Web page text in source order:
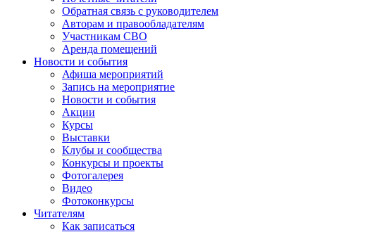
Обратная связь с руководителем
Авторам и правообладателям
Участникам СВО
Аренда помещений
Новости и события
Афиша мероприятий
Запись на мероприятие
Новости и события
Акции
Курсы
Выставки
Клубы и сообщества
Конкурсы и проекты
Фотогалерея
Видео
Фотоконкурсы
Читателям
Как записаться